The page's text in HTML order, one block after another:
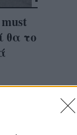
θα το